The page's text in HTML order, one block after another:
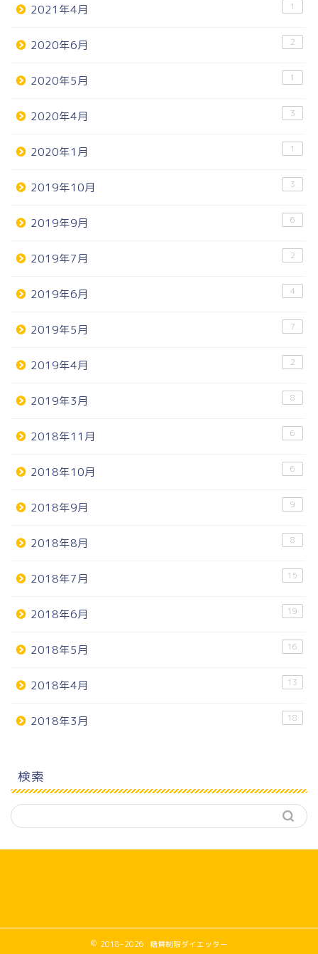
2021年4月 1
2020年6月 2
2020年5月 1
2020年4月 3
2020年1月 1
2019年10月 3
2019年9月 6
2019年7月 2
2019年6月 4
2019年5月 7
2019年4月 2
2019年3月 8
2018年11月 6
2018年10月 6
2018年9月 9
2018年8月 8
2018年7月 15
2018年6月 19
2018年5月 16
2018年4月 13
2018年3月 18
検索
2018–2026 糖質制限ダイエッター